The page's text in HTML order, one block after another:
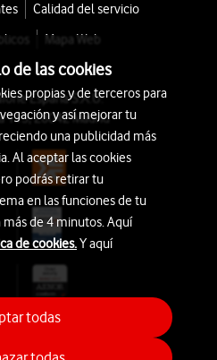
Calidad del servicio
Mapa Web
España S.A.U.
115, 28042 Madrid
de las cookies
propias y de terceros para
y así mejorar tu
una publicidad más
Al aceptar las cookies
podrás retirar tu
en las funciones de tu
de 4 minutos. Aquí
de cookies.Y aquí
todas